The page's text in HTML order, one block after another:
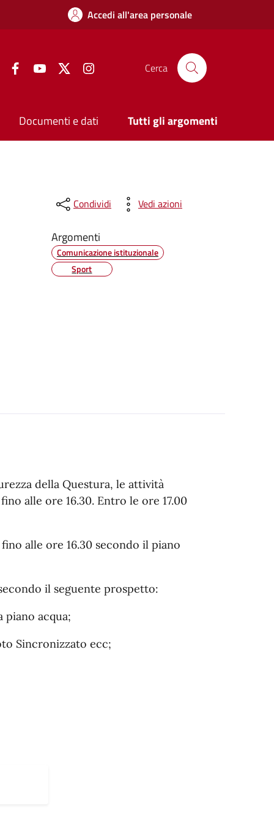
Accedi all'area personale
FacebookYouTube Twitter Cerca
Documenti e dati Tutti gli argomenti
Condividi Vedi azioni
Argomenti
Comunicazione istituzionale
Sport
della Questura, le attività
alle ore 16.30. Entro le ore 17.00
alle ore 16.30 secondo il piano
il seguente prospetto:
acqua;
Sincronizzato ecc;